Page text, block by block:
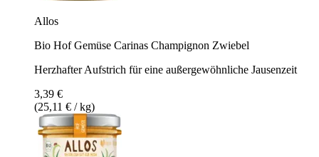
Allos
Bio Hof Gemüse Carinas Champignon Zwiebel
Herzhafter Aufstrich für eine außergewöhnliche Jausenzeit
3,39 €
(25,11 € / kg)